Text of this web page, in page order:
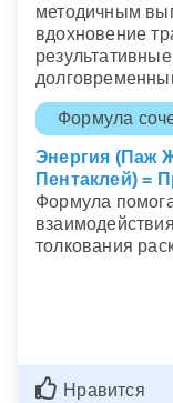
методичным
вдохновение
Формула
Энергия (Паж
Пентаклей) =
Формула
толкования
Нравится